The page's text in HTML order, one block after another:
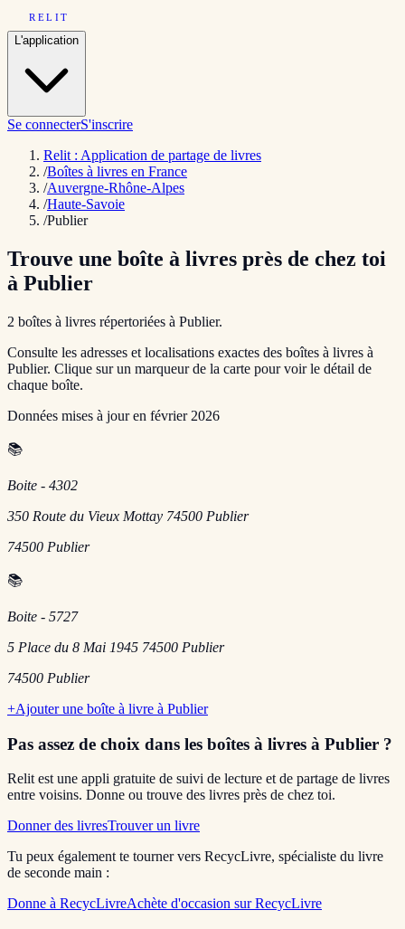
RELIT
L'application
Se connecterS'inscrire
Relit : Application de partage de livres
/Boîtes à livres en France
/Auvergne-Rhône-Alpes
/Haute-Savoie
/Publier
Trouve une boîte à livres près de chez toi
à Publier
2 boîtes à livres répertoriées à Publier.
Consulte les adresses et localisations exactes des boîtes à livres à
Publier. Clique sur un marqueur de la carte pour voir le détail de
chaque boîte.
Données mises à jour en février 2026
📚
Boite - 4302
350 Route du Vieux Mottay 74500 Publier
74500 Publier
📚
Boite - 5727
5 Place du 8 Mai 1945 74500 Publier
74500 Publier
+Ajouter une boîte à livre à Publier
Pas assez de choix dans les boîtes à livres à Publier ?
Relit est une appli gratuite de suivi de lecture et de partage de livres
entre voisins. Donne ou trouve des livres près de chez toi.
Donner des livresTrouver un livre
Tu peux également te tourner vers RecycLivre, spécialiste du livre
de seconde main :
Donne à RecycLivreAchète d'occasion sur RecycLivre